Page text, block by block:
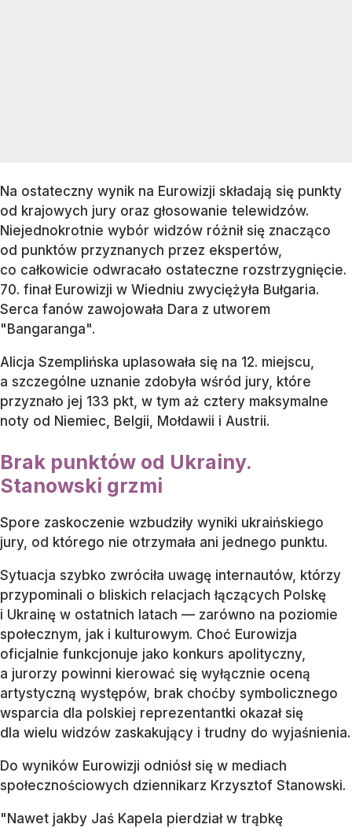
Na ostateczny wynik na Eurowizji składają się punkty
od krajowych jury oraz głosowanie telewidzów.
Niejednokrotnie wybór widzów różnił się znacząco
od punktów przyznanych przez ekspertów,
co całkowicie odwracało ostateczne rozstrzygnięcie.
70. finał Eurowizji w Wiedniu zwyciężyła Bułgaria.
Serca fanów zawojowała Dara z utworem
"Bangaranga".
Alicja Szemplińska uplasowała się na 12. miejscu,
a szczególne uznanie zdobyła wśród jury, które
przyznało jej 133 pkt, w tym aż cztery maksymalne
noty od Niemiec, Belgii, Mołdawii i Austrii.
Brak punktów od Ukrainy.
Stanowski grzmi
Spore zaskoczenie wzbudziły wyniki ukraińskiego
jury, od którego nie otrzymała ani jednego punktu.
Sytuacja szybko zwróciła uwagę internautów, którzy
przypominali o bliskich relacjach łączących Polskę
i Ukrainę w ostatnich latach — zarówno na poziomie
społecznym, jak i kulturowym. Choć Eurowizja
oficjalnie funkcjonuje jako konkurs apolityczny,
a jurorzy powinni kierować się wyłącznie oceną
artystyczną występów, brak choćby symbolicznego
wsparcia dla polskiej reprezentantki okazał się
dla wielu widzów zaskakujący i trudny do wyjaśnienia.
Do wyników Eurowizji odniósł się w mediach
społecznościowych dziennikarz Krzysztof Stanowski.
"Nawet jakby Jaś Kapela pierdział w trąbkę